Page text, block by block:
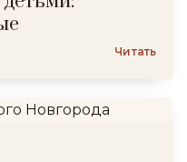
Читать